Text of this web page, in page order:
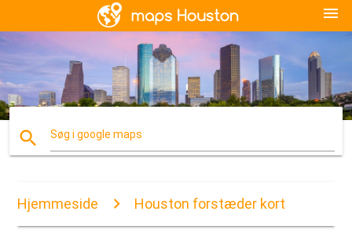
menu
search Søg i google maps
Hjemmeside Houston forstæder kort